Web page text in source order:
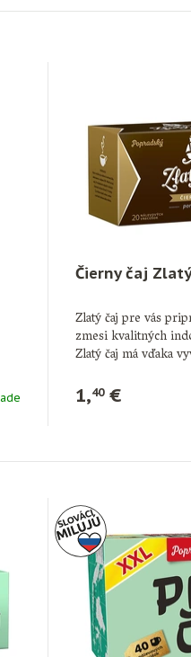
Čierny čaj Zlatý
Zlatý čaj pre vás
zmesi kvalitných
Zlatý čaj má vďaka
1,40€